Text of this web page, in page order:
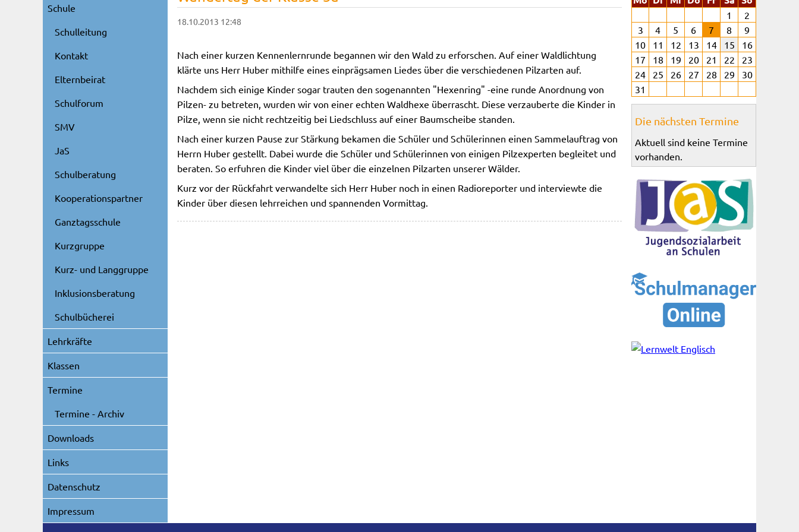
18.10.2013 12:48
Nach einer kurzen Kennenlernrunde begannen wir den Wald zu erforschen. Auf einer Waldlichtung
klärte uns Herr Huber mithilfe eines einprägsamen Liedes über die verschiedenen Pilzarten auf.
Nachdem sich einige Kinder sogar trauten den sogenannten "Hexenring" -eine runde Anordnung von
Pilzen- zu betreten, wurden wir von einer echten Waldhexe überrascht. Diese verzauberte die Kinder in
Pilze, wenn sie nicht rechtzeitig bei Liedschluss auf einer Baumscheibe standen.
Nach einer kurzen Pause zur Stärkung bekamen die Schüler und Schülerinnen einen Sammelauftrag von
Herrn Huber gestellt. Dabei wurde die Schüler und Schülerinnen von einigen Pilzexperten begleitet und
beraten. So erfuhren die Kinder viel über die einzelnen Pilzarten unserer Wälder.
Kurz vor der Rückfahrt verwandelte sich Herr Huber noch in einen Radioreporter und interviewte die
Kinder über diesen lehrreichen und spannenden Vormittag.
Schule
Schulleitung
Kontakt
Elternbeirat
Schulforum
SMV
JaS
Schulberatung
Kooperationspartner
Ganztagsschule
Kurzgruppe
Kurz- und Langgruppe
Inklusionsberatung
Schulbücherei
Lehrkräfte
Klassen
Termine
Termine - Archiv
Downloads
Links
Datenschutz
Impressum
1
2
3
4 5 6 7 8
9
10
11 12 13 14 15
16
17
18 19 20 21 22
23
24
25 26 27 28 29
30
31
Die nächsten Termine
Aktuell sind keine Termine
vorhanden.